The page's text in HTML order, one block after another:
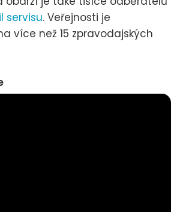
servisu. Veřejnosti je
více než 15 zpravodajských